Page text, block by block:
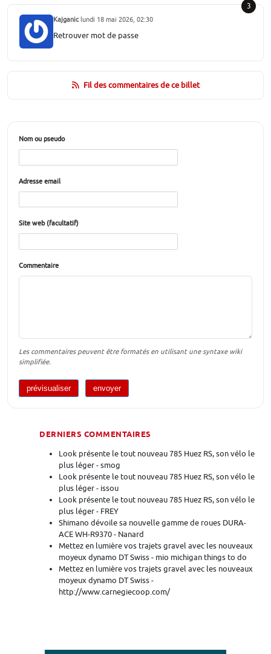
3
Kajganiclundi 18 mai 2026, 02:30
Retrouver mot de passe
Fil des commentaires de ce billet
Nom ou pseudo
Adresse email
Site web (facultatif)
Commentaire
Les commentaires peuvent être formatés en utilisant une syntaxe wiki
simplifiée.
DERNIERS COMMENTAIRES
Look présente le tout nouveau 785 Huez RS, son vélo le
plus léger - smog
Look présente le tout nouveau 785 Huez RS, son vélo le
plus léger - issou
Look présente le tout nouveau 785 Huez RS, son vélo le
plus léger - FREY
Shimano dévoile sa nouvelle gamme de roues DURA-
ACE WH-R9370 - Nanard
Mettez en lumière vos trajets gravel avec les nouveaux
moyeux dynamo DT Swiss - mio michigan things to do
Mettez en lumière vos trajets gravel avec les nouveaux
moyeux dynamo DT Swiss -
http://www.carnegiecoop.com/